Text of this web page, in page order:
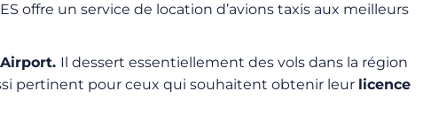
offre un service de location d’avions taxis aux meilleurs
Il dessert essentiellement des vols dans la région
pertinent pour ceux qui souhaitent obtenir leur licence